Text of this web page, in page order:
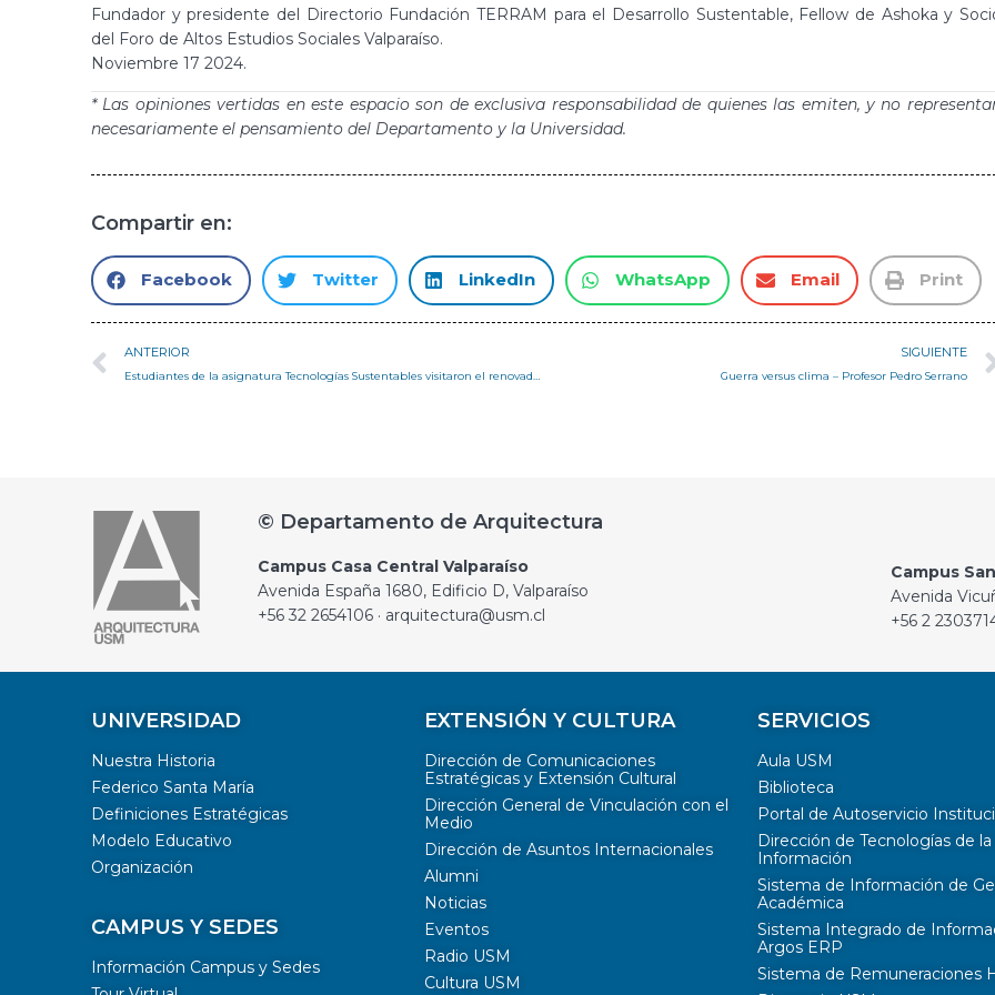
Fundador y presidente del Directorio Fundación TERRAM para el Desarrollo Sustentable, Fellow de Ashoka y
del Foro de Altos Estudios Sociales Valparaíso.
Noviembre 17 2024.
* Las opiniones vertidas en este espacio son de exclusiva responsabilidad de quienes las emiten, y no
necesariamente el pensamiento del Departamento y la Universidad.
Compartir en:
Facebook Twitter LinkedIn WhatsApp Email Print
ANTERIOR SIGUIENTE
Guerra versus clima – Profesor Pedro Serrano
© Departamento de Arquitectura
Campus Casa Central Valparaíso
Avenida España 1680, Edificio D, Valparaíso
+56 32 2654106 · arquitectura@usm.cl
Campus
Avenida
+56 2
UNIVERSIDAD
Nuestra Historia
Federico Santa María
Definiciones Estratégicas
Modelo Educativo
Organización
CAMPUS Y SEDES
Información Campus y Sedes
EXTENSIÓN Y CULTURA
Dirección de Comunicaciones
Estratégicas y Extensión Cultural
Dirección General de Vinculación con el
Medio
Dirección de Asuntos Internacionales
Alumni
Noticias
Eventos
Radio USM
Cultura USM
SERVICIOS
Aula USM
Biblioteca
Portal de Autoservicio
Dirección de Tecnologías de la
Información
Sistema de Información de
Académica
Sistema Integrado de
Argos ERP
Sistema de Remuneraciones